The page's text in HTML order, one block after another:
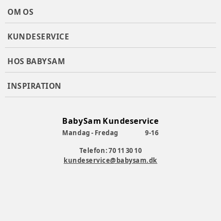
OM OS
KUNDESERVICE
HOS BABYSAM
INSPIRATION
BabySam Kundeservice
Mandag - Fredag
9-16
Telefon: 70 11 30 10
kundeservice@babysam.dk